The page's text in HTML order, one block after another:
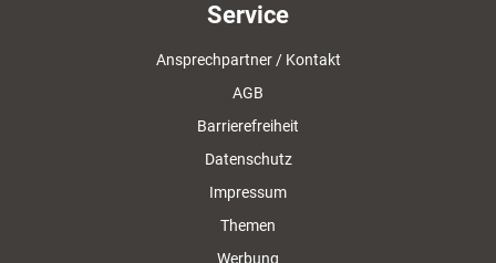
Service
Ansprechpartner / Kontakt
AGB
Barrierefreiheit
Datenschutz
Impressum
Themen
Werbung